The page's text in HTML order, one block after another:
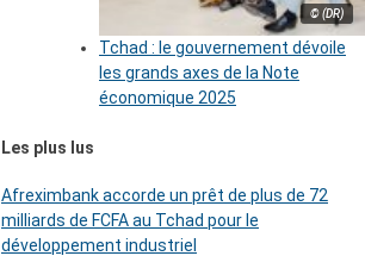
© (DR)
Tchad : le gouvernement dévoile
les grands axes de la Note
économique 2025
Les plus lus
Afreximbank accorde un prêt de plus de 72
milliards de FCFA au Tchad pour le
développement industriel